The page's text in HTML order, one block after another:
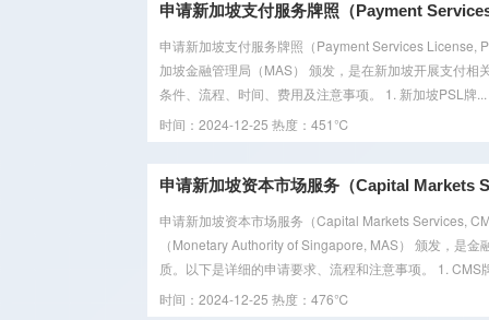
申请新加坡支付服务牌照（Payment
申请新加坡支付服务牌照（Payment Services License,
加坡金融管理局（MAS） 颁发，是在新加坡开展支付
条件、流程、时间、费用及注意事项。 1. 新加坡PSL牌...
时间：2024-12-25 热度：451℃
申请新加坡资本市场服务（Capital Markets
申请新加坡资本市场服务（Capital Markets Services,
（Monetary Authority of Singapore, MAS） 颁发，是
质。以下是详细的申请要求、流程和注意事项。 1. CMS
时间：2024-12-25 热度：476℃